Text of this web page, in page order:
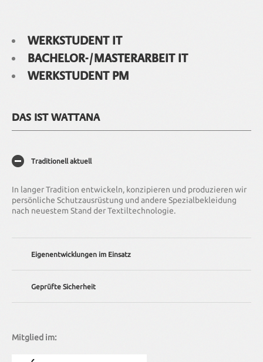
WERKSTUDENT IT
BACHELOR-/MASTERARBEIT IT
WERKSTUDENT PM
DAS IST WATTANA
Traditionell aktuell
In langer Tradition entwickeln, konzipieren und produzieren wir
persönliche Schutzausrüstung und andere Spezialbekleidung
nach neuestem Stand der Textiltechnologie.
Eigenentwicklungen im Einsatz
Wir bieten Ihnen individuelle Lösungen – von der Anpassung
existierender Bekleidung bis hin zur kompletten
Neuentwicklung.
Geprüfte Sicherheit
Kleidungsstücke erfüllen darüber hinaus natürlich die
Mitglied im: